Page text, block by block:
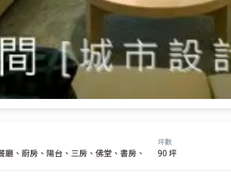
廳、廚房、陽台、三房、佛堂、書房、
坪數
90 坪